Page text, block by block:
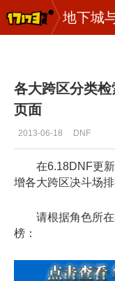
地下城
地下城与勇士
各大跨区分类
页面
2013-06-18 DNF
在6.18DNF更新
增各大跨区决斗场
请根据角色所在
榜：